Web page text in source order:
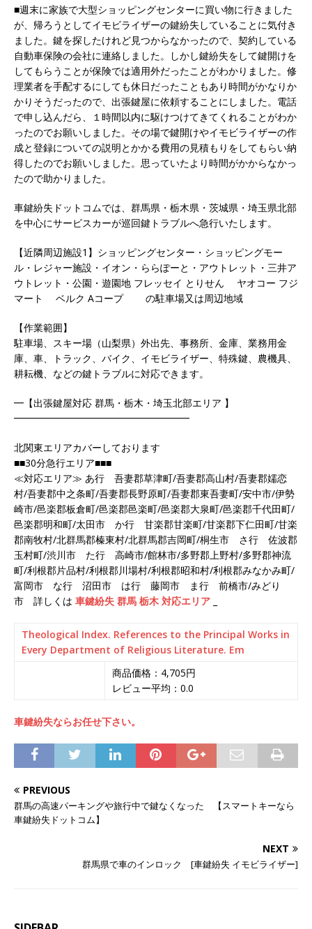
■週末に家族で大型ショッピングセンターに買い物に行きました
が、帰ろうとしてイモビライザーの鍵紛失していることに気付き
ました。鍵を探したけれど見つからなかったので、契約している
自動車保険の会社に連絡しました。しかし鍵紛失をして鍵開けを
してもらうことが保険では適用外だったことがわかりました。修
理業者を手配するにしても休日だったこともあり時間がかなりか
かりそうだったので、出張鍵屋に依頼することにしました。電話
で申し込んだら、１時間以内に駆けつけてきてくれることがわか
ったのでお願いしました。その場で鍵開けやイモビライザーの作
成と登録についての説明とかかる費用の見積もりをしてもらい納
得したのでお願いしました。思っていたより時間がかからなかっ
たので助かりました。
車鍵紛失ドットコムでは、群馬県・栃木県・茨城県・埼玉県北部
を中心にサービスカーが巡回鍵トラブルへ急行いたします。
【近隣周辺施設1】ショッピングセンター・ショッピングモー
ル・レジャー施設・イオン・ららぽーと・アウトレット・三井ア
ウトレット・公園・遊園地 フレッセイ とりせん ヤオコー フジ
マート ベルク Aコープ の駐車場又は周辺地域
【作業範囲】
駐車場、スキー場（山梨県）外出先、事務所、金庫、業務用金
庫、車、トラック、バイク、イモビライザー、特殊鍵、農機具、
耕耘機、などの鍵トラブルに対応できます。
━【出張鍵屋対応 群馬・栃木・埼玉北部エリア 】
━━━━━━━━━━━━━━━━━━
北関東エリアカバーしております
■■30分急行エリア■■■
≪対応エリア≫ あ行 吾妻郡草津町/吾妻郡高山村/吾妻郡嬬恋
村/吾妻郡中之条町/吾妻郡長野原町/吾妻郡東吾妻町/安中市/伊勢
崎市/邑楽郡板倉町/邑楽郡邑楽町/邑楽郡大泉町/邑楽郡千代田町/
邑楽郡明和町/太田市 か行 甘楽郡甘楽町/甘楽郡下仁田町/甘楽
郡南牧村/北群馬郡榛東村/北群馬郡吉岡町/桐生市 さ行 佐波郡
玉村町/渋川市 た行 高崎市/館林市/多野郡上野村/多野郡神流
町/利根郡片品村/利根郡川場村/利根郡昭和村/利根郡みなかみ町/
富岡市 な行 沼田市 は行 藤岡市 ま行 前橋市/みどり
市 詳しくは 車鍵紛失 群馬 栃木 対応エリア
Theological Index. References to the Principal Works in
Every Department of Religious Literature. Em
商品価格：4,705円
レビュー平均：0.0
車鍵紛失ならお任せ下さい。
PREVIOUS
群馬の高速パーキングや旅行中で鍵なくなった 【スマートキーなら
車鍵紛失ドットコム】
NEXT
群馬県で車のインロック [車鍵紛失 イモビライザー]